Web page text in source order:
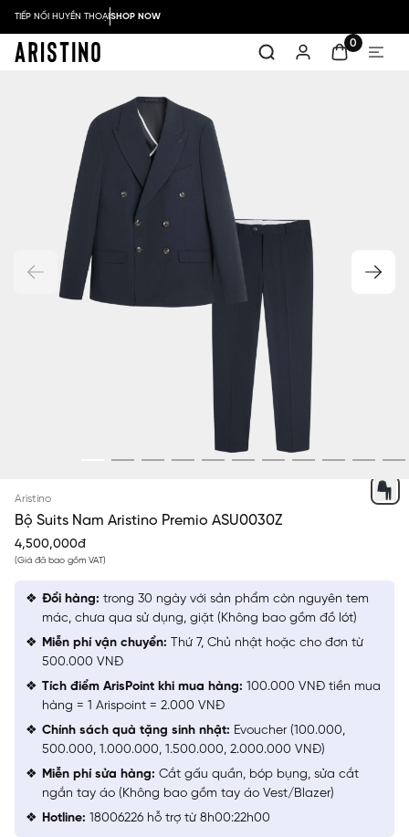
TIẾP NỐI HUYỀN THOẠISHOP NOW
0
Aristino
Bộ Suits Nam Aristino Premio ASU0030Z
4,500,000đ
(Giá đã bao gồm VAT)
Đổi hàng: trong 30 ngày với sản phẩm còn nguyên tem
mác, chưa qua sử dụng, giặt (Không bao gồm đồ lót)
Miễn phí vận chuyển: Thứ 7, Chủ nhật hoặc cho đơn từ
500.000 VNĐ
Tích điểm ArisPoint khi mua hàng: 100.000 VNĐ tiền mua
hàng = 1 Arispoint = 2.000 VNĐ
Chính sách quà tặng sinh nhật: Evoucher (100.000,
500.000, 1.000.000, 1.500.000, 2.000.000 VNĐ)
Miễn phí sửa hàng: Cắt gấu quần, bóp bụng, sửa cắt
ngắn tay áo (Không bao gồm tay áo Vest/Blazer)
Hotline: 18006226 hỗ trợ từ 8h00:22h00